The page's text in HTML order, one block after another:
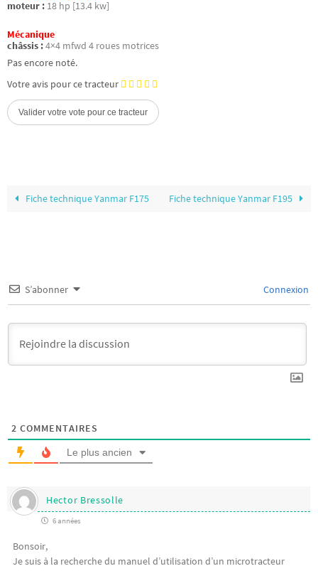
moteur : 18 hp [13.4 kw]
Mécanique
châssis :4×4 mfwd 4 roues motrices
Pas encore noté.
Votre avis pour ce tracteur
Fiche technique Yanmar F175 Fiche technique Yanmar F195
S’abonner Connexion
2 COMMENTAIRES
Le plus ancien
Hector Bressolle
6 années
Bonsoir,
Je suis à la recherche du manuel d’utilisation d’un microtracteur